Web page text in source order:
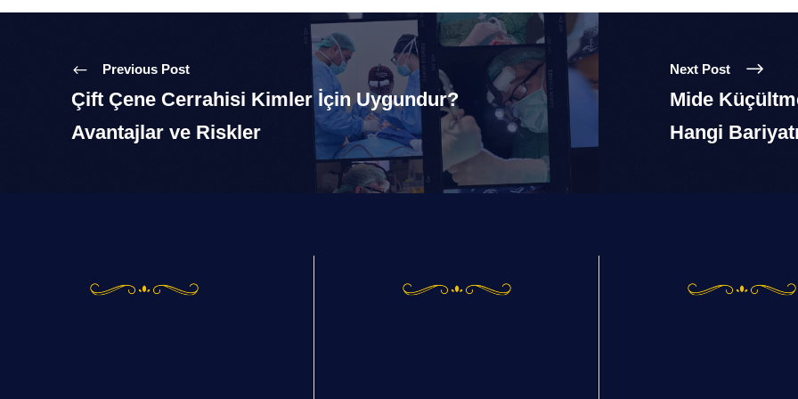
Previous Post
Çift Çene Cerrahisi Kimler İçin Uygundur?
Avantajlar ve Riskler
Next Post
Mide
Hangi